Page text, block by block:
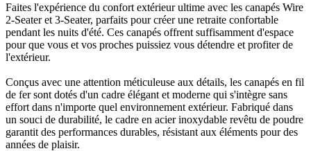
Faites l'expérience du confort extérieur ultime avec les canapés Wire
2-Seater et 3-Seater, parfaits pour créer une retraite confortable
pendant les nuits d'été. Ces canapés offrent suffisamment d'espace
pour que vous et vos proches puissiez vous détendre et profiter de
l'extérieur.
Conçus avec une attention méticuleuse aux détails, les canapés en fil
de fer sont dotés d'un cadre élégant et moderne qui s'intègre sans
effort dans n'importe quel environnement extérieur. Fabriqué dans
un souci de durabilité, le cadre en acier inoxydable revêtu de poudre
garantit des performances durables, résistant aux éléments pour des
années de plaisir.